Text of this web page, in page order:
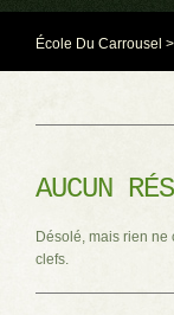
École Du Carrousel
AUCUN
Désolé, mais rien ne
clefs.